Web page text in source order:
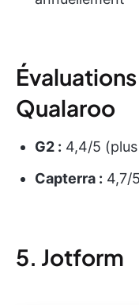
Qualaroo
G2 : 4,4/5
Capterra : 4,7/
5. Jotform